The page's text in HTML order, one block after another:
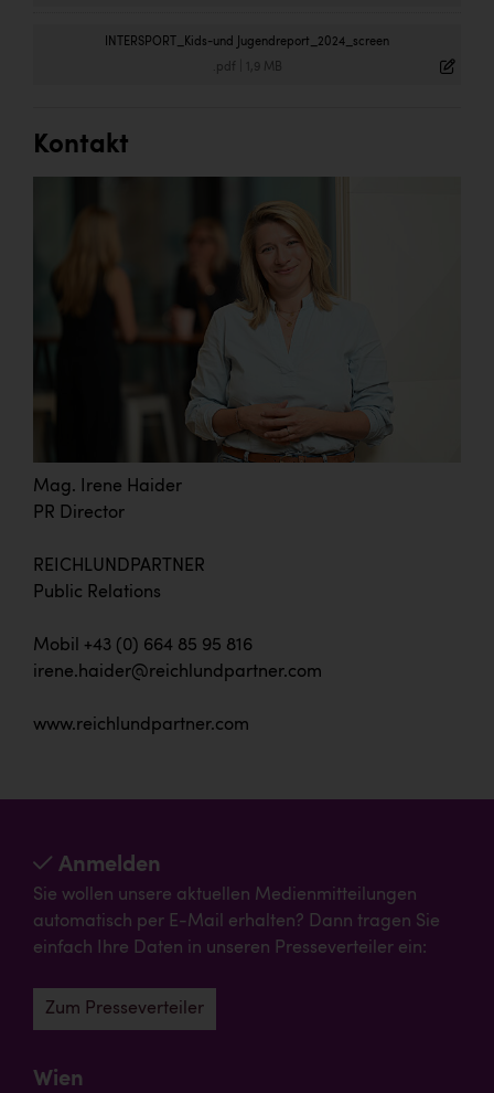
INTERSPORT_Kids-und Jugendreport_2024_screen
.pdf 1,9 MB
Kontakt
Mag. Irene Haider
PR Director
REICHLUNDPARTNER
Public Relations
Mobil +43 (0) 664 85 95 816
irene.haider@reichlundpartner.com
www.reichlundpartner.com
Anmelden
Sie wollen unsere aktuellen Medienmitteilungen
automatisch per E-Mail erhalten? Dann tragen Sie
einfach Ihre Daten in unseren Presseverteiler ein:
Zum Presseverteiler
Wien